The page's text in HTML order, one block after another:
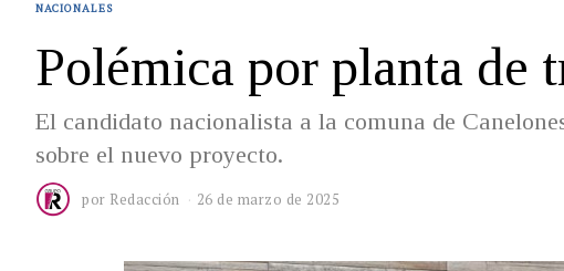
NACIONALES
Polémica por planta de
El candidato nacionalista a la comuna de
sobre el nuevo proyecto.
por Redacción 26 de marzo de 2025